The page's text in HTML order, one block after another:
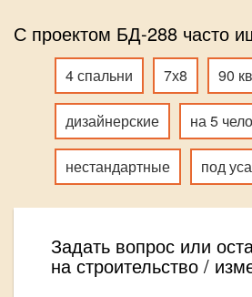
С проектом БД-288 часто
4 спальни 7х8 90
дизайнерские на 5
нестандартные под
Задать вопрос или
на строительство /